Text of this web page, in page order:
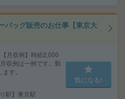
バッグ販売のお仕事【東京大
月収例】時給2,000
収例は一例です。勤
す。
駅】東京駅
気になる!